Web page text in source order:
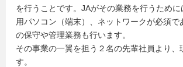
を行うことです。JAがその業務を行うため
用パソコン（端末）、ネットワークが必須で
の保守や管理業務も行います。
その事業の一翼を担う２名の先輩社員より、
す。